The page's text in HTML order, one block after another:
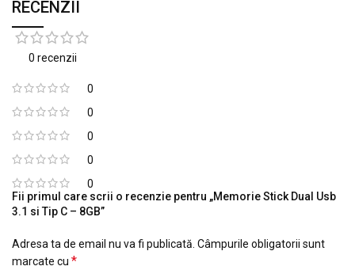
RECENZII
0 recenzii
0
0
0
0
0
Fii primul care scrii o recenzie pentru „Memorie Stick Dual Usb
3.1 si Tip C – 8GB”
Adresa ta de email nu va fi publicată. Câmpurile obligatorii sunt
marcate cu *